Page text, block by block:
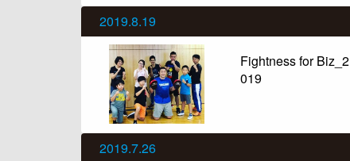
2019.8.19
Fightness for Biz_2
019
2019.7.26